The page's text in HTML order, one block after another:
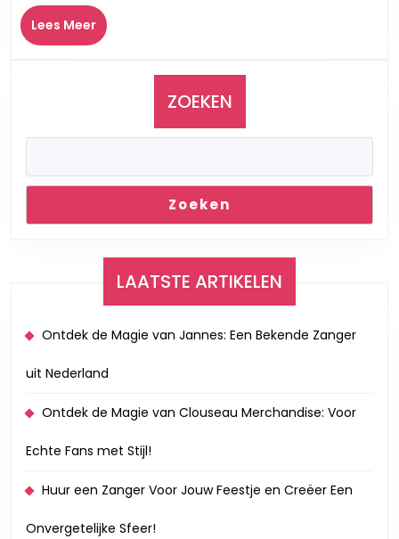
en
Plezier
in
Lees MeerLees
Meer
ZOEKEN
Zoeken
LAATSTE ARTIKELEN
Ontdek de Magie van Jannes: Een Bekende Zanger
uit Nederland
Ontdek de Magie van Clouseau Merchandise: Voor
Echte Fans met Stijl!
Huur een Zanger Voor Jouw Feestje en Creëer Een
Onvergetelijke Sfeer!